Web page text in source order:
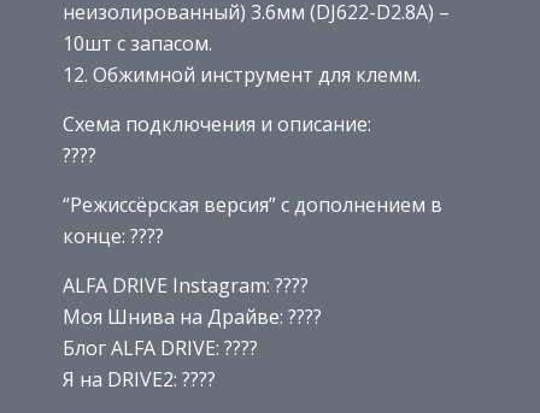
неизолированный) 3.6мм (DJ622-D2.8A) –
10шт с запасом.
12. Обжимной инструмент для клемм.
Схема подключения и описание:
????
“Режиссёрская версия” с дополнением в
конце: ????
ALFA DRIVE Instagram: ????
Моя Шнива на Драйве: ????
Блог ALFA DRIVE: ????
Я на DRIVE2: ????